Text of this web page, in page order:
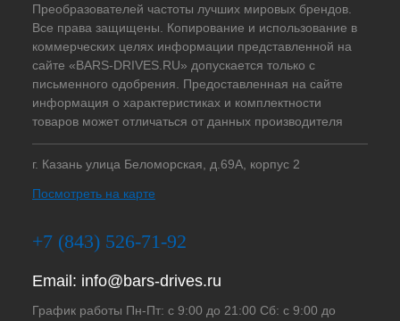
Преобразователей частоты лучших мировых брендов.
Все права защищены. Копирование и использование в
коммерческих целях информации представленной на
сайте «BARS-DRIVES.RU» допускается только с
письменного одобрения. Предоставленная на сайте
информация о характеристиках и комплектности
товаров может отличаться от данных производителя
г. Казань улица Беломорская, д.69А, корпус 2
Посмотреть на карте
+7 (843) 526-71-92
Email: info@bars-drives.ru
График работы Пн-Пт: с 9:00 до 21:00 Сб: с 9:00 до